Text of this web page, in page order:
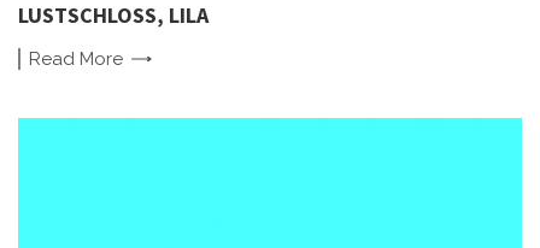
LUSTSCHLOSS, LILA
Read More